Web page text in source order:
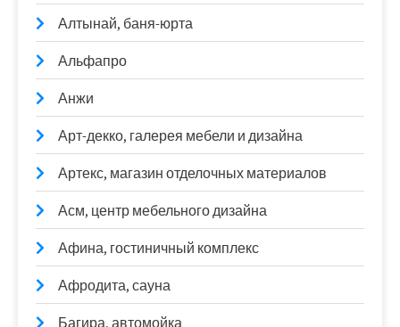
Алтынай, баня-юрта
Альфапро
Анжи
Арт-декко, галерея мебели и дизайна
Артекс, магазин отделочных материалов
Асм, центр мебельного дизайна
Афина, гостиничный комплекс
Афродита, сауна
Багира, автомойка